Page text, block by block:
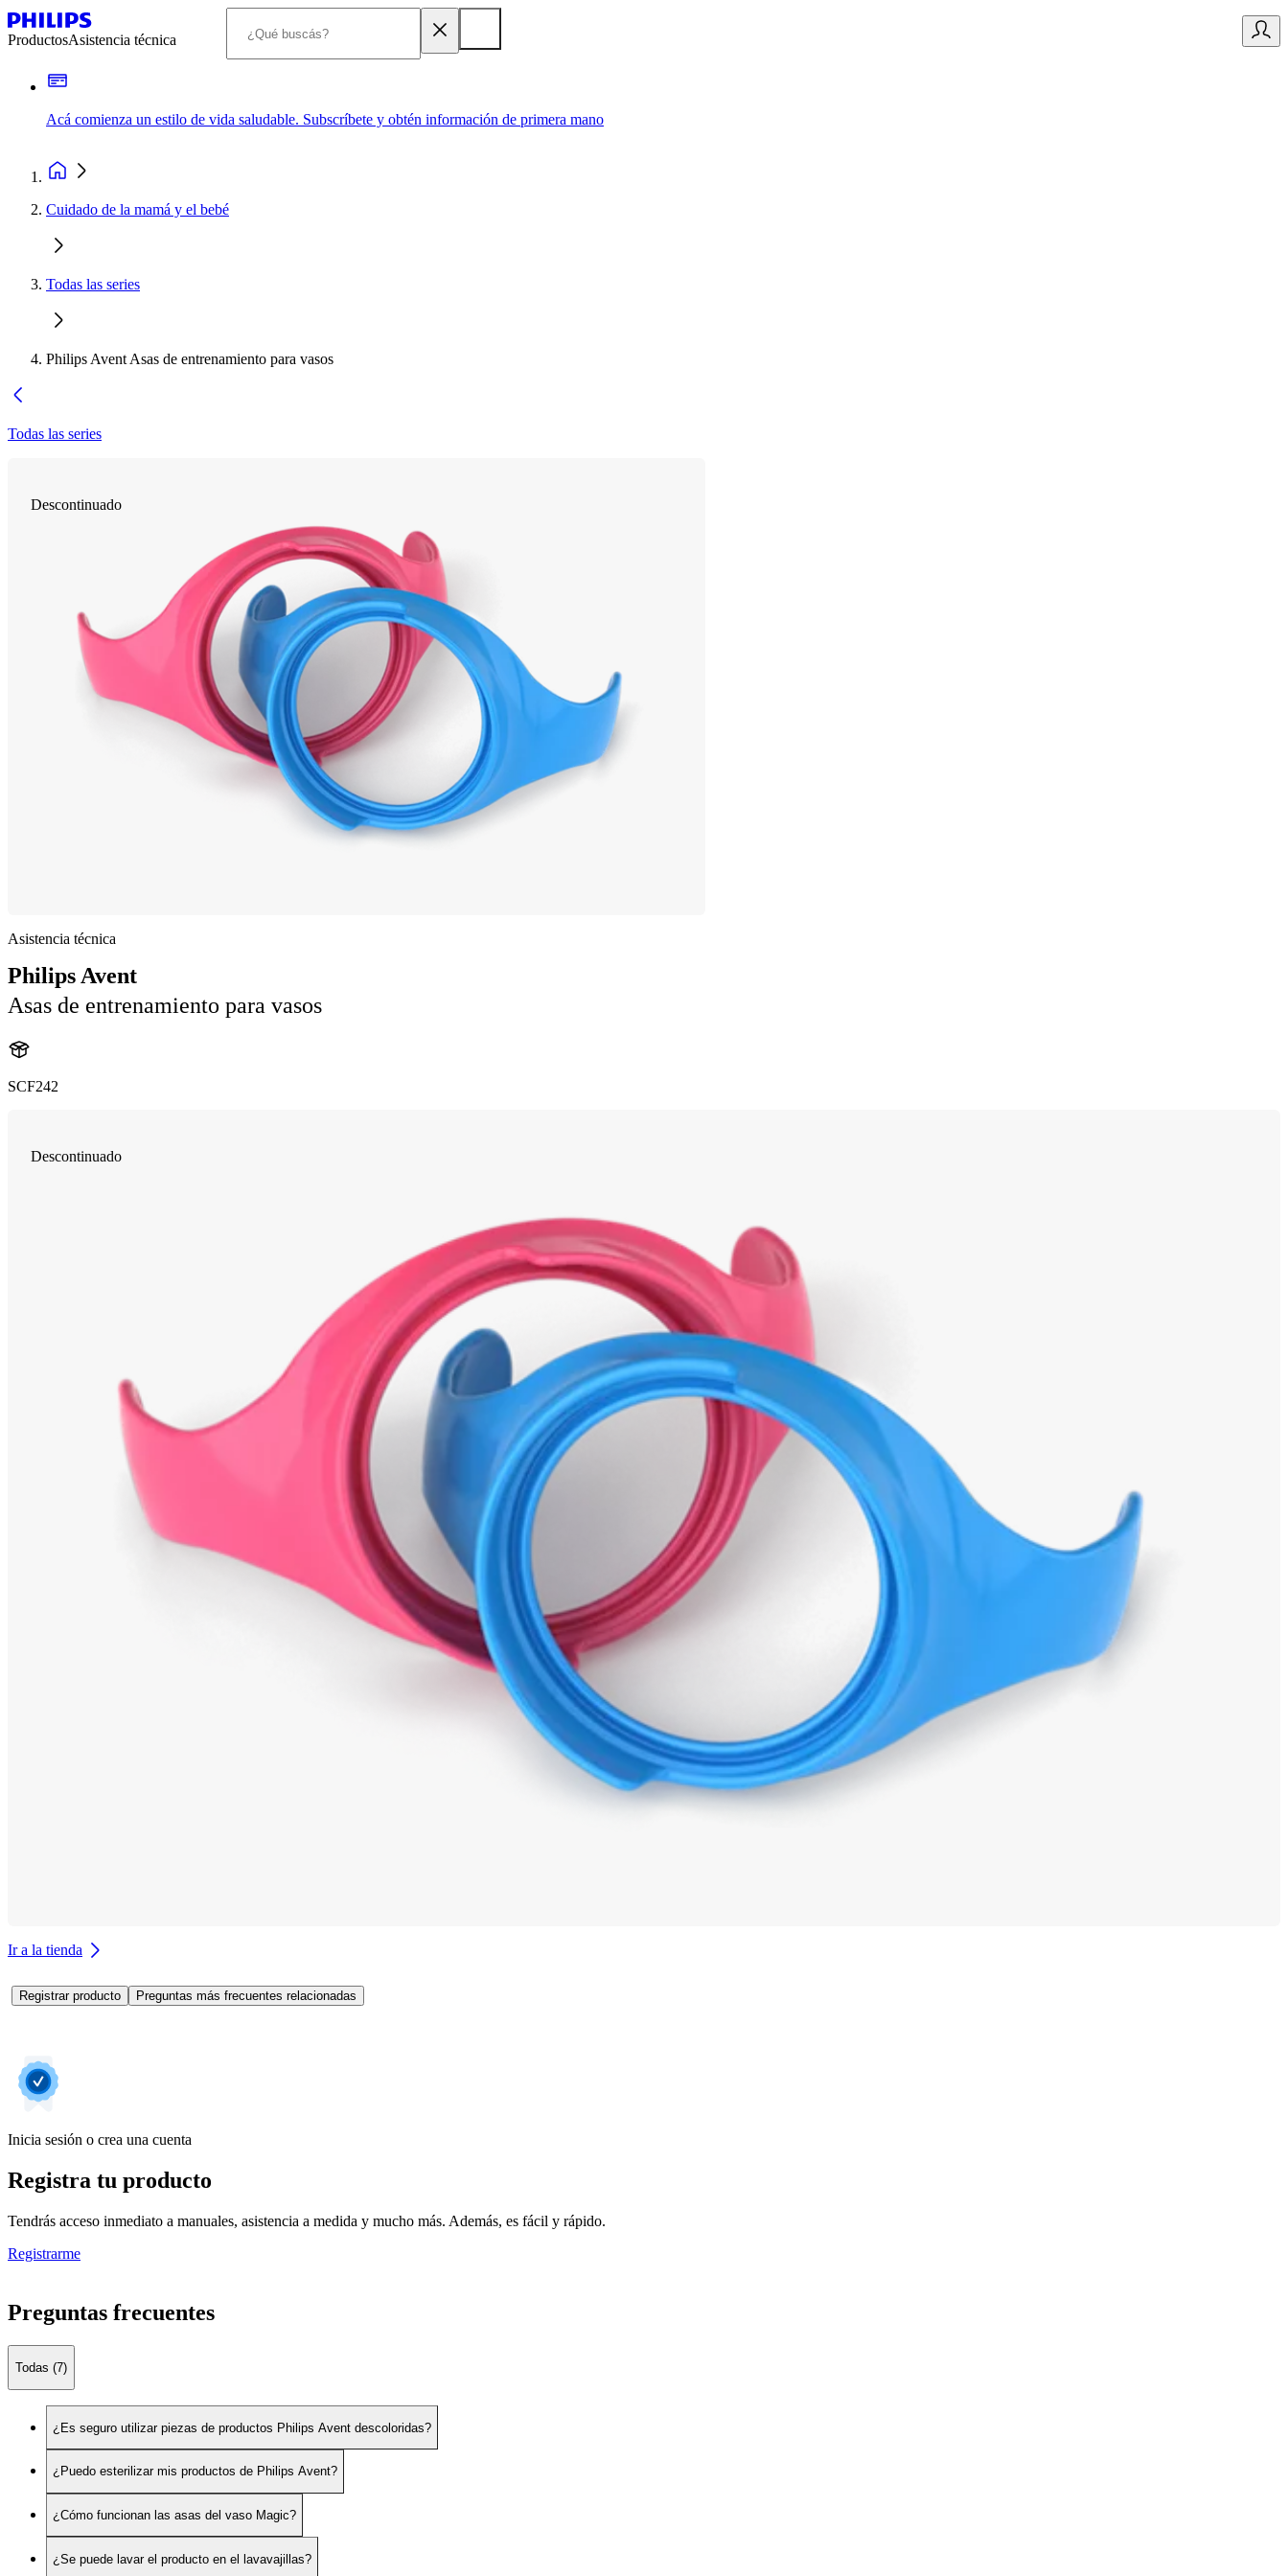
ProductosAsistencia técnica
Acá comienza un estilo de vida saludable. Subscríbete y obtén información de primera mano
Cuidado de la mamá y el bebé
Todas las series
Philips Avent Asas de entrenamiento para vasos
Todas las series
Descontinuado
Asistencia técnica
Philips Avent
Asas de entrenamiento para vasos
SCF242
Descontinuado
Ir a la tienda
Registrar producto Preguntas más frecuentes relacionadas
Inicia sesión o crea una cuenta
Registra tu producto
Tendrás acceso inmediato a manuales, asistencia a medida y mucho más. Además, es fácil y rápido.
Registrarme
Preguntas frecuentes
Todas (7)
¿Es seguro utilizar piezas de productos Philips Avent descoloridas?
¿Puedo esterilizar mis productos de Philips Avent?
¿Cómo funcionan las asas del vaso Magic?
¿Se puede lavar el producto en el lavavajillas?